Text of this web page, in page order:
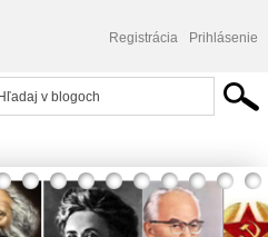
Registrácia Prihlásenie
v Československu a kalenie uchylákov